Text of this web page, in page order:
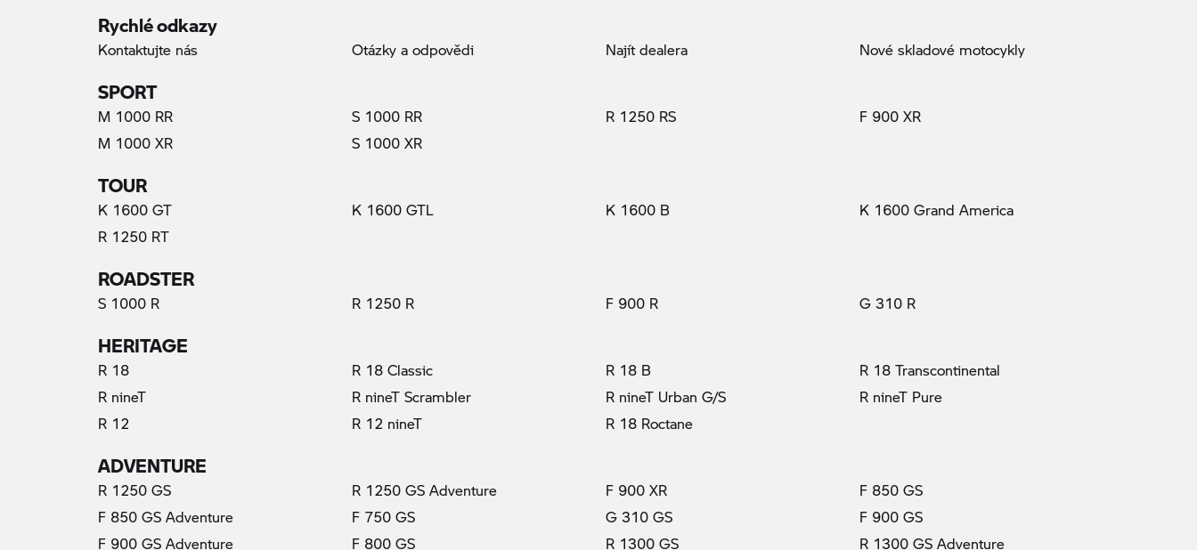
Rychlé odkazy
Kontaktujte nás Otázky a odpovědi Najít dealera Nové skladové motocykly
SPORT
M 1000 RR S 1000 RR R 1250 RS
F 900 XR
M 1000 XR
S 1000 XR
TOUR
K 1600 GT K 1600 GTL K 1600 B
K 1600 Grand America
R 1250 RT
ROADSTER
S 1000 R R 1250 R F 900 R G 310 R
HERITAGE
R 18 R 18 Classic R 18 B
R 18 Transcontinental
R nineT
R nineT Scrambler R nineT Urban G/S
R nineT Pure
R 12
R 12 nineT R 18 Roctane
ADVENTURE
R 1250 GS(aktuální) R 1250 GS Adventure F 900 XR
F 850 GS
F 850 GS Adventure
F 750 GS G 310 GS
F 900 GS
F 900 GS Adventure
F 800 GS R 1300 GS R 1300 GS Adventure